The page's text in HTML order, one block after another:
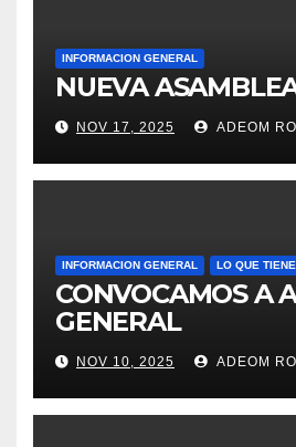
INFORMACION GENERAL
NUEVA
NOV 17, 2025 ADEOM
INFORMACION GENERAL LO QUE
CONVOCAMOS A
GENERAL
NOV 10, 2025 ADEOM